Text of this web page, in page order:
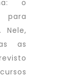
o
para
Nele,
as